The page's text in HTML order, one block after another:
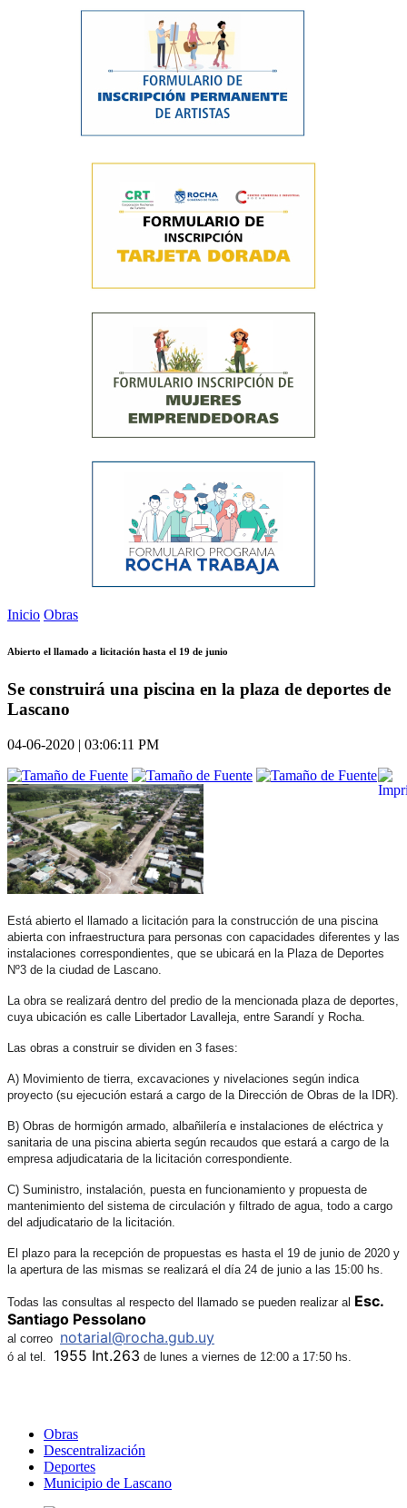
Inicio Obras
Abierto el llamado a licitación hasta el 19 de junio
Se construirá una piscina en la plaza de deportes de
Lascano
04-06-2020 | 03:06:11 PM
Está abierto el llamado a licitación para la construcción de una piscina
abierta con infraestructura para personas con capacidades diferentes y las
instalaciones correspondientes, que se ubicará en la Plaza de Deportes
Nº3 de la ciudad de Lascano.
La obra se realizará dentro del predio de la mencionada plaza de deportes,
cuya ubicación es calle Libertador Lavalleja, entre Sarandí y Rocha.
Las obras a construir se dividen en 3 fases:
A) Movimiento de tierra, excavaciones y nivelaciones según indica
proyecto (su ejecución estará a cargo de la Dirección de Obras de la IDR).
B) Obras de hormigón armado, albañilería e instalaciones de eléctrica y
sanitaria de una piscina abierta según recaudos que estará a cargo de la
empresa adjudicataria de la licitación correspondiente.
C) Suministro, instalación, puesta en funcionamiento y propuesta de
mantenimiento del sistema de circulación y filtrado de agua, todo a cargo
del adjudicatario de la licitación.
El plazo para la recepción de propuestas es hasta el 19 de junio de 2020 y
la apertura de las mismas se realizará el día 24 de junio a las 15:00 hs.
Todas las consultas al respecto del llamado se pueden realizar al Esc.
Santiago Pessolano
al correo notarial@rocha.gub.uy
ó al tel. 1955 Int.263 de lunes a viernes de 12:00 a 17:50 hs.
Obras
Descentralización
Deportes
Municipio de Lascano